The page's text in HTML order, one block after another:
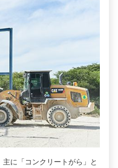
に「コンクリートがら」と